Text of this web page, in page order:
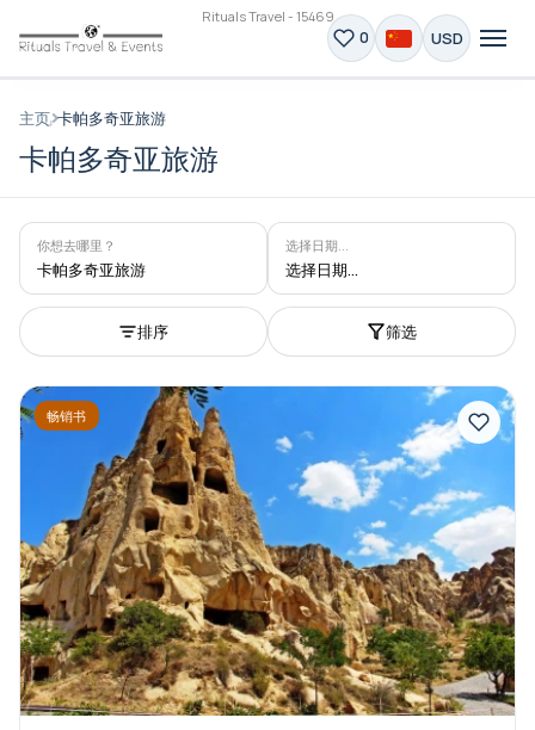
Rituals Travel - 15469
0 USD
主页 卡帕多奇亚旅游
卡帕多奇亚旅游
你想去哪里？
卡帕多奇亚旅游
选择日期...
选择日期...
排序 筛选
畅销书